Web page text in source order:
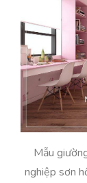
Mẫu
nghiệp sơn